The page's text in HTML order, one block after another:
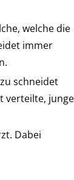
welche die
immer
schneidet
verteilte, junge
Dabei